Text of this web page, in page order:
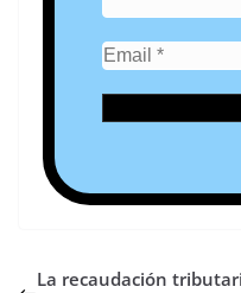
La recaudación